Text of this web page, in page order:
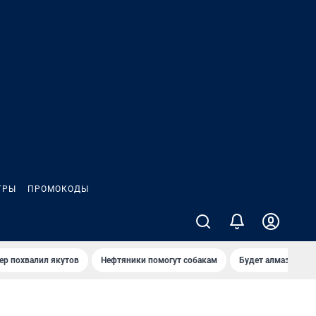
ПРОМОКОДЫ
похвалил якутов Нефтяники помогут собакам Будет алмазный